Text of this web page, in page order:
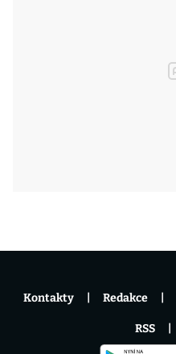
Kontakty Redakce
RSS